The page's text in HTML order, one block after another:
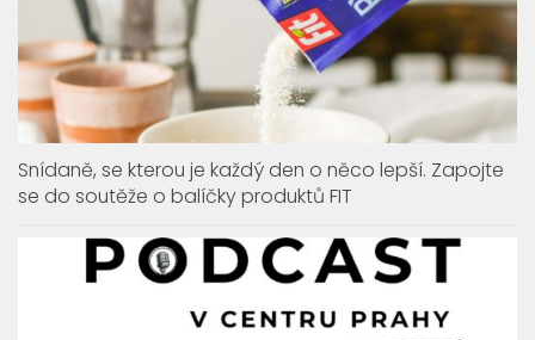
Snídaně, se kterou je každý den o něco lepší. Zapojte
se do soutěže o balíčky produktů FIT